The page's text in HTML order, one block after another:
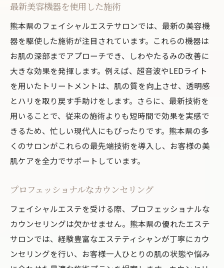
最新美容機器を使用した施術
熊本県のフェイシャルエステサロンでは、最新の美容機
器を駆使した施術が注目されています。これらの機器は
お肌の深部までアプローチでき、しわやたるみの改善に
大きな効果を発揮します。例えば、超音波やLEDライト
を用いたトリートメントは、肌の質を向上させ、透明感
とハリを取り戻す手助けをします。さらに、最新技術を
用いることで、従来の施術よりも短時間で効果を実感で
きるため、忙しい現代人にもぴったりです。熊本県の多
くのサロンがこれらの最先端技術を導入し、お客様の美
肌ケアを全力でサポートしています。
プロフェッショナルなカウンセリング
フェイシャルエステを受ける際、プロフェッショナルな
カウンセリングは欠かせません。熊本県の優れたエステ
サロンでは、経験豊富なエステティシャンが丁寧にカウ
ンセリングを行い、お客様一人ひとりの肌の状態や悩み